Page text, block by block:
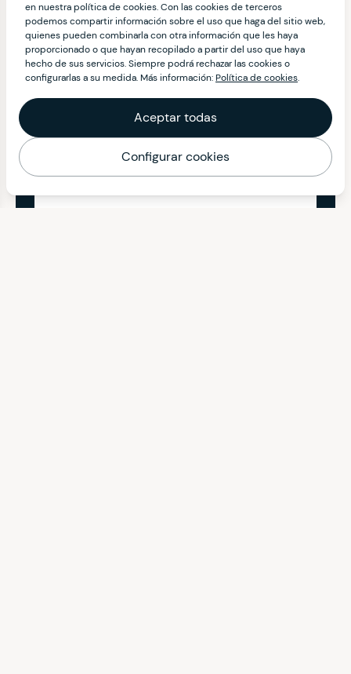
en nuestra política de cookies. Con las cookies de terceros
podemos compartir información sobre el uso que haga del sitio web,
quienes pueden combinarla con otra información que les haya
proporcionado o que hayan recopilado a partir del uso que haya
hecho de sus servicios. Siempre podrá rechazar las cookies o
configurarlas a su medida. Más información:Política de cookies.
Aceptar todas
Configurar cookies